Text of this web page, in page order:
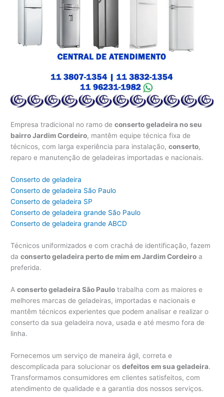
Empresa tradicional no ramo deconserto geladeira no seu
bairro Jardim Cordeiro, mantêm equipe técnica fixa de
técnicos, com larga experiência para instalação,conserto,
reparo e manutenção de geladeiras importadas e nacionais.
Conserto de geladeira
Conserto de geladeira São Paulo
Conserto de geladeira SP
Conserto de geladeira grande São Paulo
Conserto de geladeira grande ABCD
Técnicos uniformizados e com crachá de identificação, fazem
daconserto geladeira perto de mim em Jardim Cordeiro a
preferida.
Aconserto geladeira São Paulo trabalha com as maiores e
melhores marcas de geladeiras, importadas e nacionais e
mantêm técnicos experientes que podem analisar e realizar o
conserto da sua geladeira nova, usada e até mesmo fora de
linha.
Fornecemos um serviço de maneira ágil, correta e
descomplicada para solucionar osdefeitos em sua geladeira.
Transformamos consumidores em clientes satisfeitos, com
atendimento de qualidade e a garantia dos nossos serviços.